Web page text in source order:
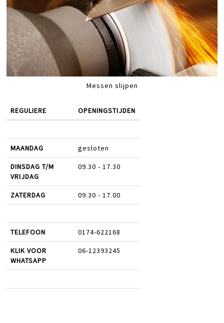
Messen slijpen
REGULIERE OPENINGSTIJDEN
MAANDAG gesloten
DINSDAG T/M
VRIJDAG
09.30 - 17.30
ZATERDAG 09.30 - 17.00
TELEFOON 0174-622168
KLIK VOOR
WHATSAPP
06-12393245